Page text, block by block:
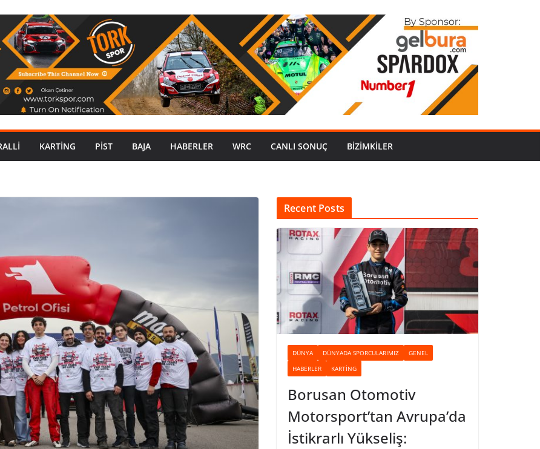
KARTING PIST BAJA HABERLER WRC CANLI SONUÇ BİZİMKİLER
Recent Posts
DÜNYA DÜNYADA SPORCULARIMIZ
GENEL
HABERLER
KARTING
Borusan Otomotiv
Motorsport’tan Avrupa’da
İstikrarlı Yükseliş: